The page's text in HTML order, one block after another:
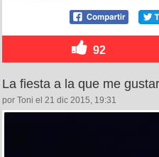
92
La fiesta a la que me
por Toni el 21 dic 2015, 19:31